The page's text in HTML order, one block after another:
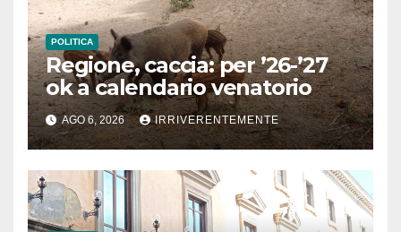
POLITICA
Regione, caccia: per ’26-’27
ok a calendario venatorio
AGO 6, 2026 IRRIVERENTEMENTE